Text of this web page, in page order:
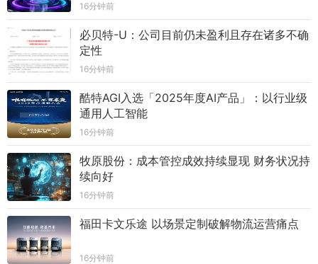
16分钟前
必贝特-U：公司目前仍未盈利且存在诸多不确
定性
16分钟前
酷特AGI入选「2025年度AI产品」：以行业级
通用人工智能
16分钟前
牧原股份：成本管控成效持续显现 财务状况持
续向好
16分钟前
福田卡文乐途 以场景定制破解物流运营痛点
16分钟前